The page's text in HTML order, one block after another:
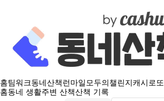
홈팀워크동네산책 런마일모두의챌린지캐시로또
홈동네 생활주변 산책산책 기록